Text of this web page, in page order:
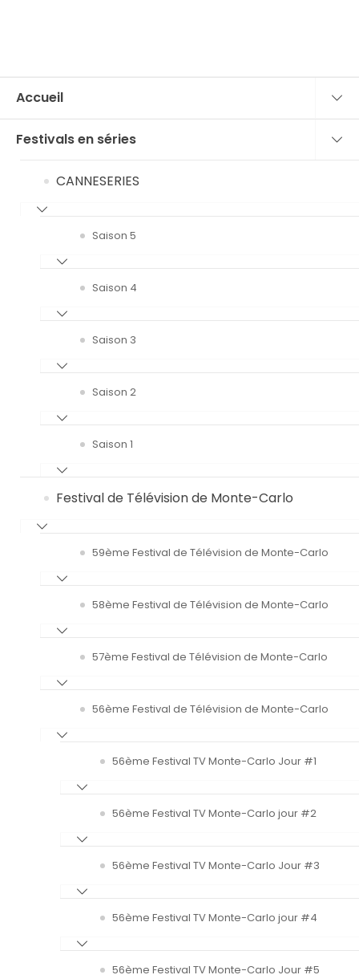
Accueil
Festivals en séries
CANNESERIES
Saison 5
Saison 4
Saison 3
Saison 2
Saison 1
Festival de Télévision de Monte-Carlo
59ème Festival de Télévision de Monte-Carlo
58ème Festival de Télévision de Monte-Carlo
57ème Festival de Télévision de Monte-Carlo
56ème Festival de Télévision de Monte-Carlo
56ème Festival TV Monte-Carlo Jour #1
56ème Festival TV Monte-Carlo jour #2
56ème Festival TV Monte-Carlo Jour #3
56ème Festival TV Monte-Carlo jour #4
56ème Festival TV Monte-Carlo Jour #5